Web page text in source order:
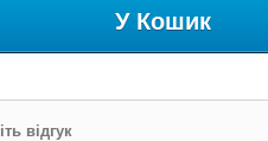
У Кошик
відгук